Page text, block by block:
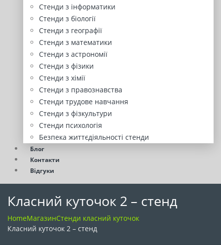
Стенди з інформатики
Стенди з біології
Стенди з географії
Стенди з математики
Стенди з астрономії
Стенди з фізики
Стенди з хімії
Стенди з правознавства
Стенди трудове навчання
Стенди з фізкультури
Стенди психологія
Безпека життєдіяльності стенди
Блог
Контакти
Відгуки
Класний куточок 2 – стенд
HomeМагазинСтенди класний куточок
Класний куточок 2 – стенд